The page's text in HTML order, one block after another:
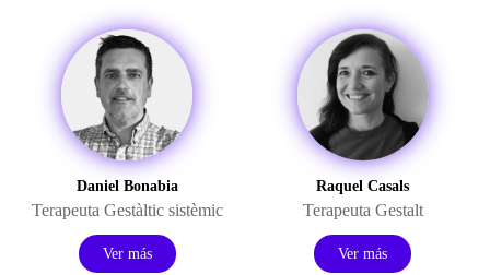
Daniel Bonabia
Terapeuta Gestàltic sistèmic
Ver más
Raquel Casals
Terapeuta Gestalt
Ver más